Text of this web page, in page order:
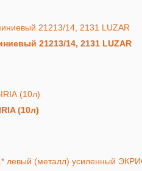
21213/14, 2131 LUZAR
(10л)